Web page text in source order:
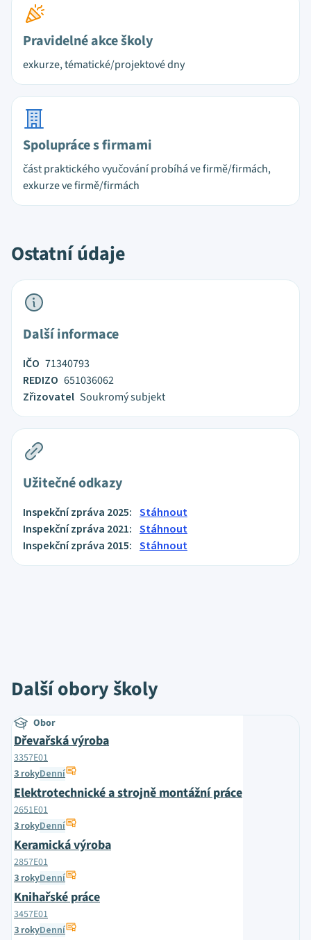
Pravidelné akce školy
exkurze, tématické/projektové dny
Spolupráce s firmami
část praktického vyučování probíhá ve firmě/firmách,
exkurze ve firmě/firmách
Ostatní údaje
Další informace
IČO 71340793
REDIZO 651036062
Zřizovatel Soukromý subjekt
Užitečné odkazy
Inspekční zpráva 2025: Stáhnout
Inspekční zpráva 2021: Stáhnout
Inspekční zpráva 2015: Stáhnout
Další obory školy
Obor
Dřevařská výroba
3357E01
3 rokyDenní
Elektrotechnické a strojně montážní práce
2651E01
3 rokyDenní
Keramická výroba
2857E01
3 rokyDenní
Knihařské práce
3457E01
3 rokyDenní